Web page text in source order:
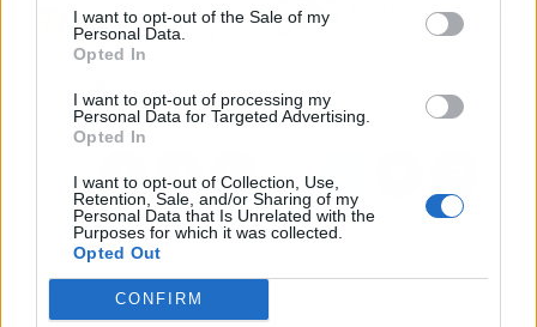
I want to opt-out of the Sale of my
Personal Data.
Opted In
I want to opt-out of processing my
Personal Data for Targeted Advertising.
Opted In
I want to opt-out of Collection, Use,
Retention, Sale, and/or Sharing of my
Personal Data that Is Unrelated with the
Purposes for which it was collected.
Opted Out
CONFIRM
La dietista Noemi
González ayuda a
solucionar problemas
Avance temporada 22-23
de Audley en la colección